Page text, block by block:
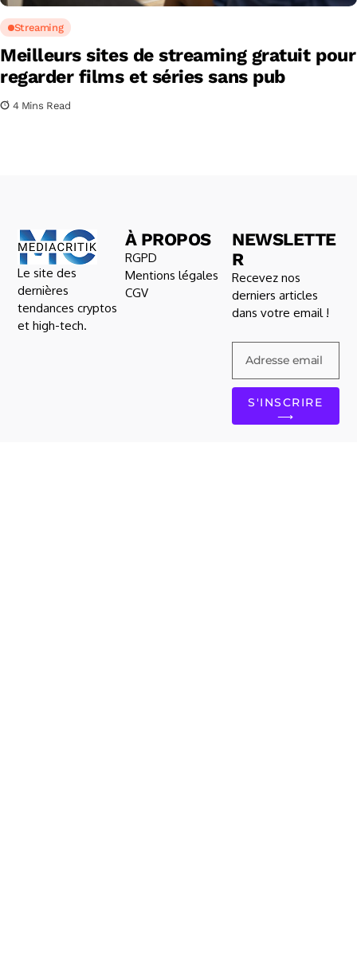
Streaming
Meilleurs sites de streaming gratuit pour
regarder films et séries sans pub
4 Mins Read
Le site des
dernières
tendances cryptos
et high-tech.
À PROPOS
RGPD
Mentions légales
CGV
NEWSLETTE
R
Recevez nos
derniers articles
dans votre email !
S'INSCRIRE
⟶